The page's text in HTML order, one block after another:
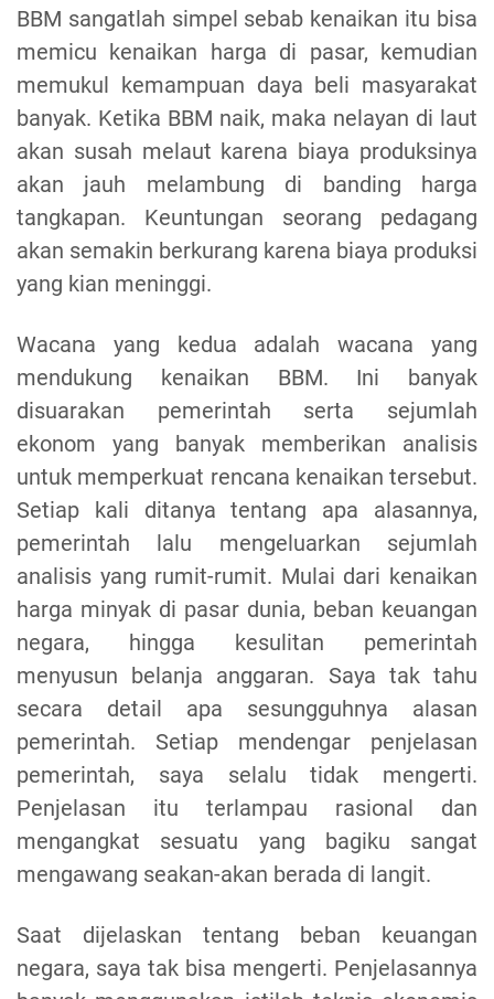
BBM sangatlah simpel sebab kenaikan itu bisa
memicu kenaikan harga di pasar, kemudian
memukul kemampuan daya beli masyarakat
banyak. Ketika BBM naik, maka nelayan di laut
akan susah melaut karena biaya produksinya
akan jauh melambung di banding harga
tangkapan. Keuntungan seorang pedagang
akan semakin berkurang karena biaya produksi
yang kian meninggi.
Wacana yang kedua adalah wacana yang
mendukung kenaikan BBM. Ini banyak
disuarakan pemerintah serta sejumlah
ekonom yang banyak memberikan analisis
untuk memperkuat rencana kenaikan tersebut.
Setiap kali ditanya tentang apa alasannya,
pemerintah lalu mengeluarkan sejumlah
analisis yang rumit-rumit. Mulai dari kenaikan
harga minyak di pasar dunia, beban keuangan
negara, hingga kesulitan pemerintah
menyusun belanja anggaran. Saya tak tahu
secara detail apa sesungguhnya alasan
pemerintah. Setiap mendengar penjelasan
pemerintah, saya selalu tidak mengerti.
Penjelasan itu terlampau rasional dan
mengangkat sesuatu yang bagiku sangat
mengawang seakan-akan berada di langit.
Saat dijelaskan tentang beban keuangan
negara, saya tak bisa mengerti. Penjelasannya